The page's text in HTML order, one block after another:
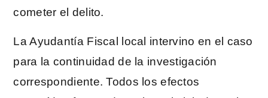
cometer el delito.
La Ayudantía Fiscal local intervino en el caso
para la continuidad de la investigación
correspondiente. Todos los efectos